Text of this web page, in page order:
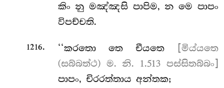
කිං නු මඤ්ඤසි පාපිම, න මෙ පාපං
විපච්චති.
1216. ‘‘කරතො තෙ චීයතෙ
[මිය්යතෙ
(සබ්බත්ථ) ම. නි. 1.513 පස්සිතබ්බං]
පාපං, චිරරත්තාය අන්තක;